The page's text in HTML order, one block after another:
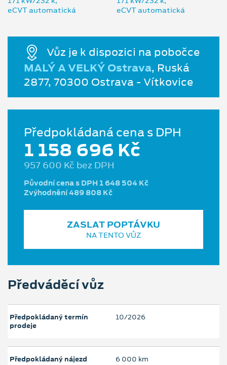
Vůz je k dispozici na pobočce
MALÝ A VELKÝ Ostrava, Ruská
2877, 70300 Ostrava - Vítkovice
Předpokládaná cena s DPH
1 158 696 Kč
957 600 Kč bez DPH
Původní cena s DPH 1 648 504 Kč
Zvýhodnění 489 808 Kč
ZASLAT POPTÁVKU
NA TENTO VŮZ
Předváděcí vůz
Předpokládaný termín
prodeje
10/2026
Předpokládaný nájezd 6 000 km